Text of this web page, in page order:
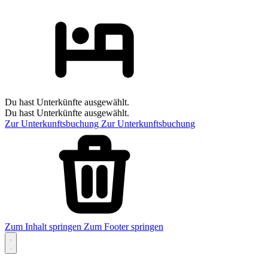
Du hast Unterkünfte ausgewählt.
Du hast Unterkünfte ausgewählt.
Zur Unterkunftsbuchung Zur Unterkunftsbuchung
Zum Inhalt springen Zum Footer springen